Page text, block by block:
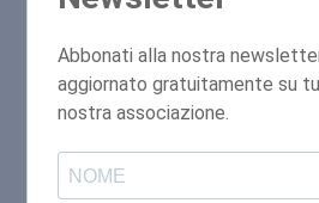
Abbonati alla nostra
aggiornato gratuitamente su
nostra associazione.